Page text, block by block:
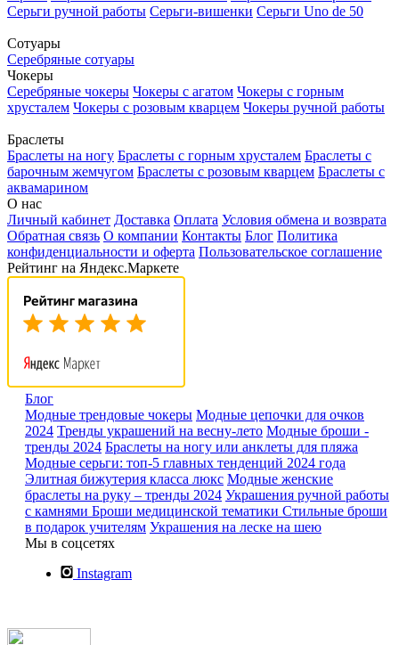
Серьги ручной работы Серьги-вишенки Серьги Uno de 50
Сотуары
Серебряные сотуары
Чокеры
Серебряные чокеры Чокеры с агатом Чокеры с горным
хрусталем Чокеры с розовым кварцем Чокеры ручной работы
Браслеты
Браслеты на ногу Браслеты с горным хрусталем Браслеты с
барочным жемчугом Браслеты с розовым кварцем Браслеты с
аквамарином
О нас
Личный кабинет Доставка Оплата Условия обмена и возврата
Обратная связь О компании Контакты Блог Политика
конфиденциальности и оферта Пользовательское соглашение
Рейтинг на Яндекс.Маркете
Блог
Модные трендовые чокеры Модные цепочки для очков
2024 Тренды украшений на весну-лето Модные броши -
тренды 2024 Браслеты на ногу или анклеты для пляжа
Модные серьги: топ-5 главных тенденций 2024 года
Элитная бижутерия класса люкс Модные женские
браслеты на руку – тренды 2024 Украшения ручной работы
с камнями Броши медицинской тематики Стильные броши
в подарок учителям Украшения на леске на шею
Мы в соцсетях
Instagram